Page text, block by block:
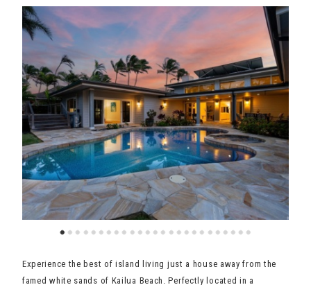
Experience the best of island living just a house away from the
famed white sands of Kailua Beach. Perfectly located in a